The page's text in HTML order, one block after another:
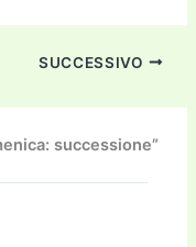
p
y
Li
n
k
k
e
dI
n
n
di
vi
di
SUCCESSIVO
successione”